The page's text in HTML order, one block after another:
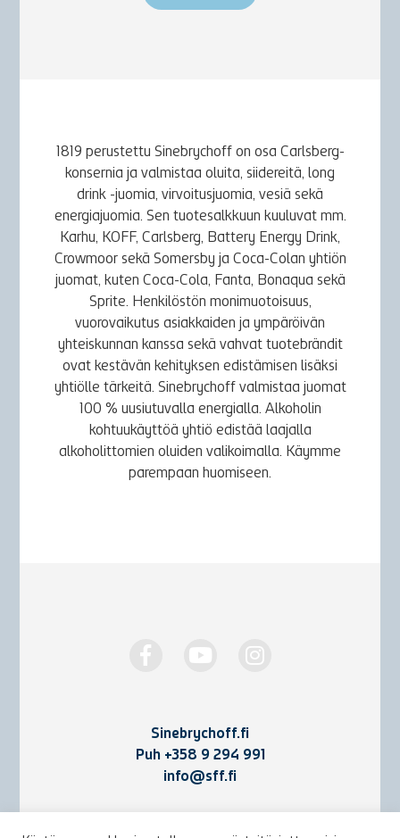
1819 perustettu Sinebrychoff on osa Carlsberg-
konsernia ja valmistaa oluita, siidereitä, long
drink -juomia, virvoitusjuomia, vesiä sekä
energiajuomia. Sen tuotesalkkuun kuuluvat mm.
Karhu, KOFF, Carlsberg, Battery Energy Drink,
Crowmoor sekä Somersby ja Coca-Colan yhtiön
juomat, kuten Coca-Cola, Fanta, Bonaqua sekä
Sprite. Henkilöstön monimuotoisuus,
vuorovaikutus asiakkaiden ja ympäröivän
yhteiskunnan kanssa sekä vahvat tuotebrändit
ovat kestävän kehityksen edistämisen lisäksi
yhtiölle tärkeitä. Sinebrychoff valmistaa juomat
100 % uusiutuvalla energialla. Alkoholin
kohtuukäyttöä yhtiö edistää laajalla
alkoholittomien oluiden valikoimalla. Käymme
parempaan huomiseen.
Sinebrychoff.fi
Puh +358 9 294 991
info@sff.fi